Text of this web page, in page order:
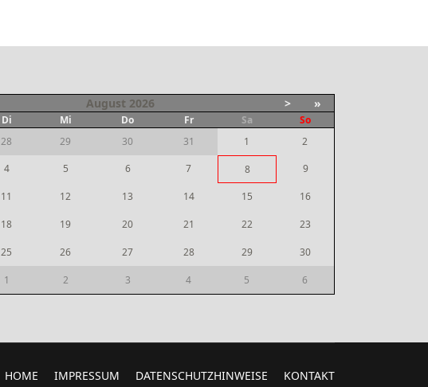
August 2026 > »
Di Mi Do Fr Sa
So
28 29 30 31 1
2
4 5 6 7 8 9
11 12 13 14 15 16
18 19 20 21 22 23
25 26 27 28 29 30
1 2 3 4 5 6
HOME IMPRESSUM DATENSCHUTZHINWEISE KONTAKT